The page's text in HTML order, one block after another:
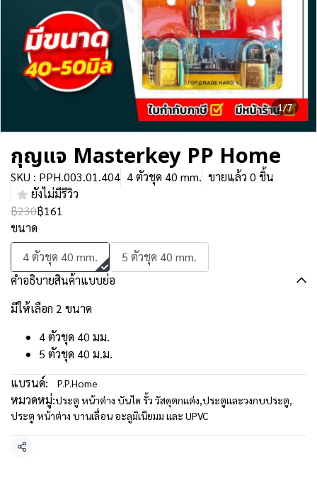
1/7
กุญแจ Masterkey PP Home
SKU : PPH.003.01.404 4 ตัวชุด 40 mm. ขายแล้ว 0 ชิ้น
ยังไม่มีรีวิว
฿230฿161
ขนาด
4 ตัวชุด 40 mm.
5 ตัวชุด 40 mm.
คำอธิบายสินค้าแบบย่อ
มีให้เลือก 2 ขนาด
4 ตัวชุด 40 มม.
5 ตัวชุด 40 ม.ม.
แบรนด์:
P.P.Home
หมวดหมู่:ประตู หน้าต่าง บันได รั้ว วัสดุตกแต่ง,ประตูและวงกบประตู,
ประตู หน้าต่าง บานเลื่อน อะลูมิเนียมม และ UPVC
แชร์